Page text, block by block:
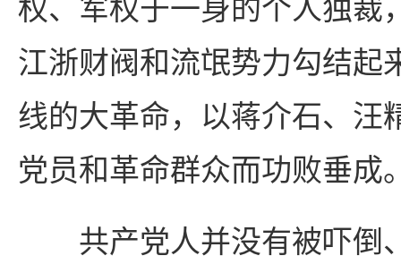
权、军权于一身的个人独裁
江浙财阀和流氓势力勾结起
线的大革命，以蒋介石、汪
党员和革命群众而功败垂成
共产党人并没有被吓倒